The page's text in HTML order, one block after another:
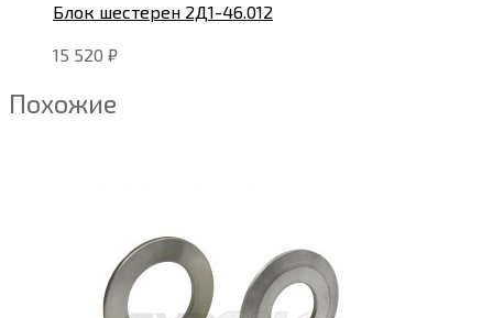
Блок шестерен 2Д1-46.012
15 520 ₽
Похожие